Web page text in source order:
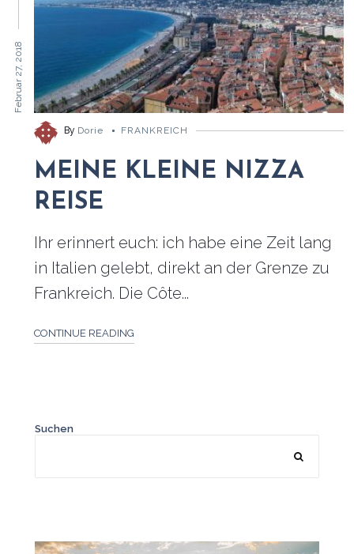
Februar 27, 2018
By Dorie FRANKREICH
MEINE KLEINE NIZZA
REISE
Ihr erinnert euch: ich habe eine Zeit lang
in Italien gelebt, direkt an der Grenze zu
Frankreich. Die Côte...
CONTINUE READING
Suchen